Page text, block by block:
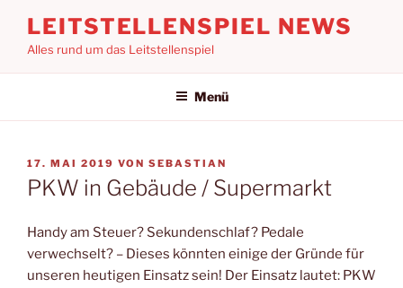
Inhalt
springen
LEITSTELLENSPIEL NEWS
Alles rund um das Leitstellenspiel
Menü
VERÖFFENTLICHT
AM
17. MAI 2019 VON SEBASTIAN
PKW in Gebäude / Supermarkt
Handy am Steuer? Sekundenschlaf? Pedale
verwechselt? – Dieses könnten einige der Gründe für
unseren heutigen Einsatz sein! Der Einsatz lautet: PKW